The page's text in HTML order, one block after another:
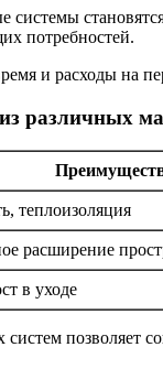
потребностей.
и расходы на
различных
теплоизоляция
расширение
в уходе
позволяет